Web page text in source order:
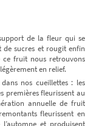
de la fleur qui se
de sucres et rougit enfin
fruit nous retrouvons
en relief.
nos cueillettes : les
premières fleurissent au
annuelle de fruit
fleurissent en
et produisent